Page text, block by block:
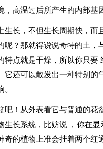
，高温过后所产生的内部基
生长，不但生长周期快，而
呢？那就得说说奇特的土
特点就是干燥，所以你只
它还可以散发出一种特别
吧！从外表看它与普通的花
生长系统，比妨说 ，你在
奇的植物上准会挂着两个